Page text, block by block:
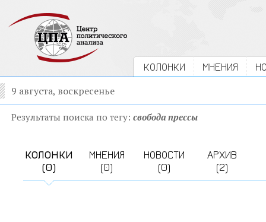
КОЛОНКИ МНЕНИЯ
9 августа, воскресенье
Результаты поиска по тегу: свобода прессы
КОЛОНКИ
(0)
МНЕНИЯ
(0)
НОВОСТИ
(0)
АРХИВ
(2)